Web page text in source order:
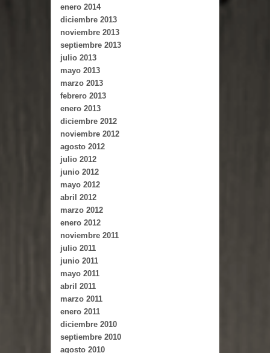
enero 2014
diciembre 2013
noviembre 2013
septiembre 2013
julio 2013
mayo 2013
marzo 2013
febrero 2013
enero 2013
diciembre 2012
noviembre 2012
agosto 2012
julio 2012
junio 2012
mayo 2012
abril 2012
marzo 2012
enero 2012
noviembre 2011
julio 2011
junio 2011
mayo 2011
abril 2011
marzo 2011
enero 2011
diciembre 2010
septiembre 2010
agosto 2010